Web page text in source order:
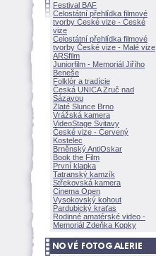
Festival BAF
Celostátní přehlídka filmové
tvorby České vize - České
vize
Celostátní přehlídka filmové
tvorby České vize - Malé vize
ARSfilm
Juniorfilm - Memoriál Jiřího
Beneše
Folklór a tradície
Česká UNICA Zruč nad
Sázavou
Zlaté Slunce Brno
Vrážská kamera
VideoStage Svitavy
České vize - Červený
Kostelec
Brněnský AntiOskar
Book the Film
První klapka
Tatranský kamzík
Střekovská kamera
Cinema Open
Vysokovský kohout
Pardubický kraťas
Rodinné amatérské video -
Memoriál Zdeňka Kopky